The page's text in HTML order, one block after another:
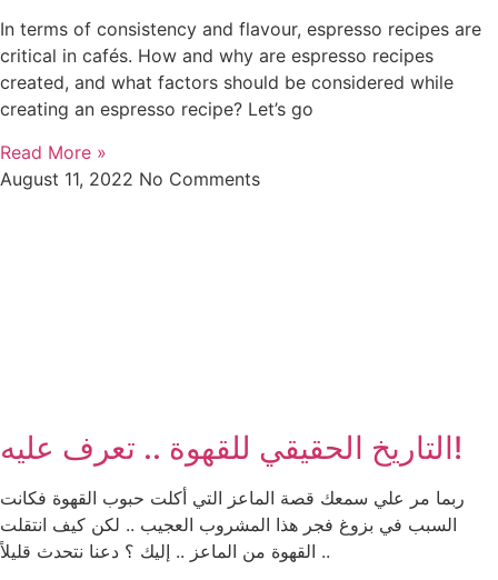
In terms of consistency and flavour, espresso recipes are
critical in cafés. How and why are espresso recipes
created, and what factors should be considered while
creating an espresso recipe? Let’s go
Read More »
August 11, 2022 No Comments
التاريخ الحقيقي للقهوة .. تعرف عليه!
ربما مر علي سمعك قصة الماعز التي أكلت حبوب القهوة فكانت
السبب في بزوغ فجر هذا المشروب العجيب .. لكن كيف انتقلت
القهوة من الماعز .. إليك ؟ دعنا نتحدث قليلاً ..